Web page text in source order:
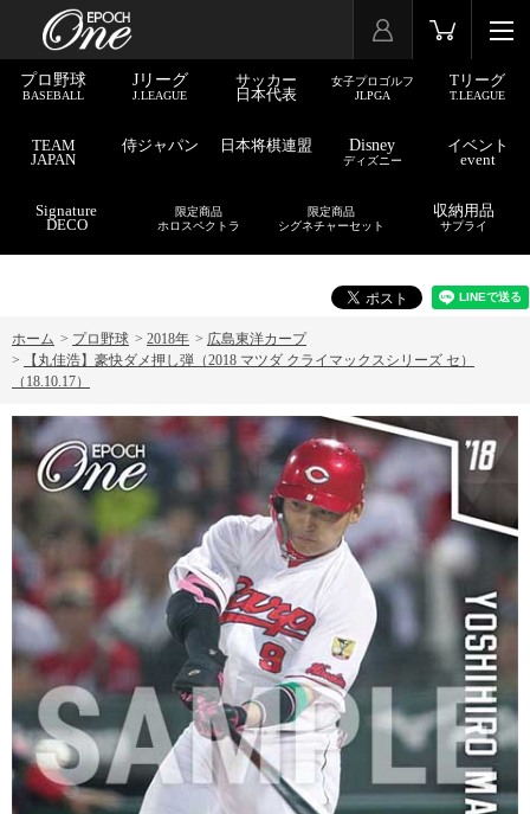
プロ野球
BASEBALL
Jリーグ
J.LEAGUE
サッカー
日本代表
女子プロゴルフ
JLPGA
Tリーグ
T.LEAGUE
TEAM
JAPAN
侍ジャパン 日本将棋連盟 Disney
ディズニー
イベント
event
Signature
DECO
限定商品
ホロスペクトラ
限定商品
シグネチャーセット
収納用品
サプライ
ホーム > プロ野球 > 2018年 > 広島東洋カープ
>
【丸佳浩】豪快ダメ押し弾（2018 マツダ クライマックスシリーズ セ）
（18.10.17）